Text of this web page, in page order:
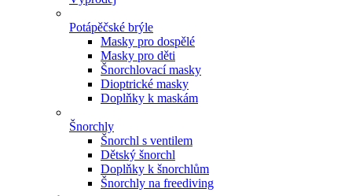
Potápěčské brýle
Masky pro dospělé
Masky pro děti
Šnorchlovací masky
Dioptrické masky
Doplňky k maskám
Šnorchly
Šnorchl s ventilem
Dětský šnorchl
Doplňky k šnorchlům
Šnorchly na freediving